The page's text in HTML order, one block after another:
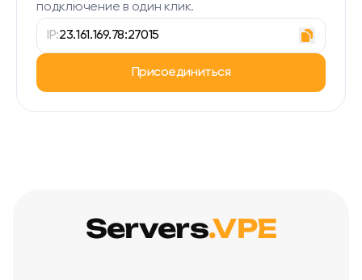
подключение в один клик.
IP:23.161.169.78:27015
Присоединиться
Servers.VPE